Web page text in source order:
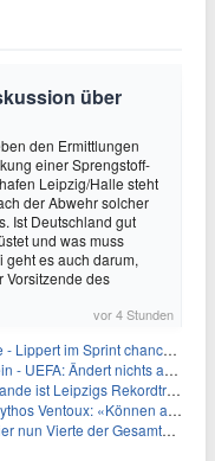
über
den Ermittlungen
einer Sprengstoff-
Leipzig/Halle steht
der Abwehr solcher
Ist Deutschland gut
und was muss
es auch darum,
Vorsitzende des
vor 4 Stunden
im Sprint chancenlos
Ändert nichts an Boykott
ist Leipzigs Rekordtransfer
«Können alles schaffen»
Vierte der Gesamtwertung